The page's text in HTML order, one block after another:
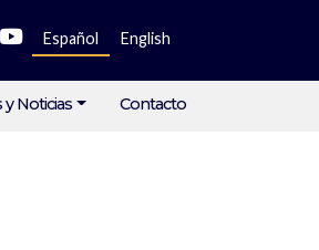
Español English
Noticias Contacto